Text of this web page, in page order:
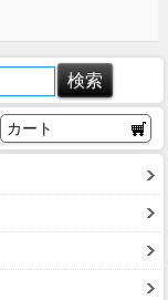
カート